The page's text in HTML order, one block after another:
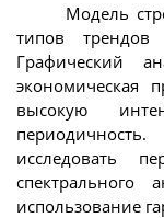
Модель
типов
Графический
экономическая
высокую
исследовать
использование